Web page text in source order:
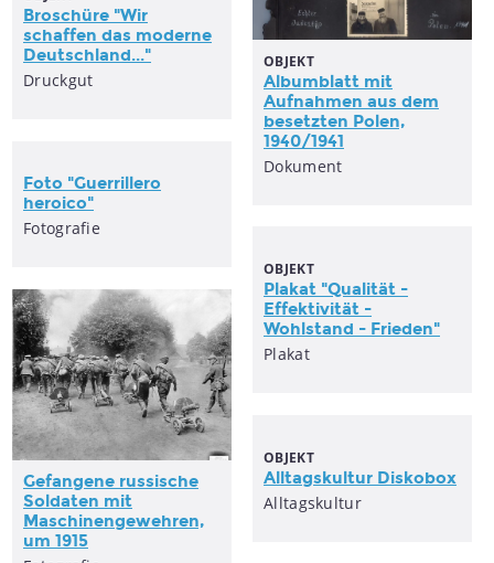
OBJEKT
Albumblatt mit
Aufnahmen aus dem
besetzten Polen,
1940/1941
Dokument
Broschüre "Wir
schaffen das moderne
Deutschland..."
Druckgut
Foto "Guerrillero
heroico"
Fotografie
OBJEKT
Plakat "Qualität -
Effektivität -
Wohlstand - Frieden"
Plakat
Gefangene russische
Soldaten mit
Maschinengewehren,
um 1915
OBJEKT
Alltagskultur Diskobox
Alltagskultur